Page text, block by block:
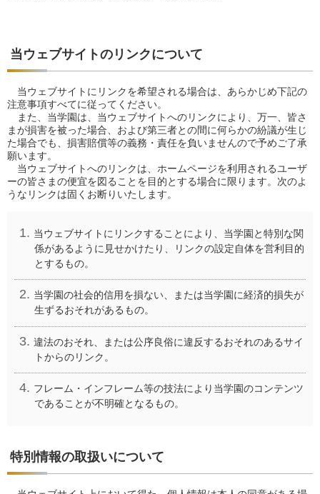
当ウェブサイトのリンクについて
当ウェブサイトにリンクを希望される場合は、あらかじめ下記の
注意事項すべてに従ってください。
また、当学園は、当ウェブサイトへのリンクにより、万一、皆さ
まが損害を被った場合、および第三者との間に何らかの紛議が生じ
た場合でも、損害賠償等の義務・責任を負いませんので予めご了承
願います。
当ウェブサイトへのリンクは、ホームページを利用されるユーザ
ーの皆さまの便宜を図ることを目的とする場合に限ります。次のよ
うなリンクは固くお断りいたします。
当ウェブサイトにリンクすることにより、当学園と特別な関
係があるように見せかけたり、リンクの設定自体を営利目的
とするもの。
当学園の社会的信用を損ない、または当学園に経済的損失が
生ずるおそれがあるもの。
違法のおそれ、または公序良俗に違反するおそれのあるサイ
トからのリンク。
フレーム・インフレーム等の技法により当学園のコンテンツ
であることが不明確となるもの。
特別情報の取扱いについて